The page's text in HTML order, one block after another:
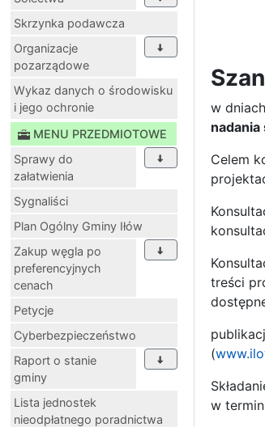
Skrzynka podawcza
Organizacje
pozarządowe
Wykaz danych o środowisku
i jego ochronie
MENU PRZEDMIOTOWE
Sprawy do
załatwienia
Sygnaliści
Plan Ogólny Gminy Iłów
Zakup węgla po
preferencyjnych
cenach
Petycje
Cyberbezpieczeństwo
Raport o stanie
gminy
Lista jednostek
nieodpłatnego poradnictwa
w dniach
Celem
treści
(
w